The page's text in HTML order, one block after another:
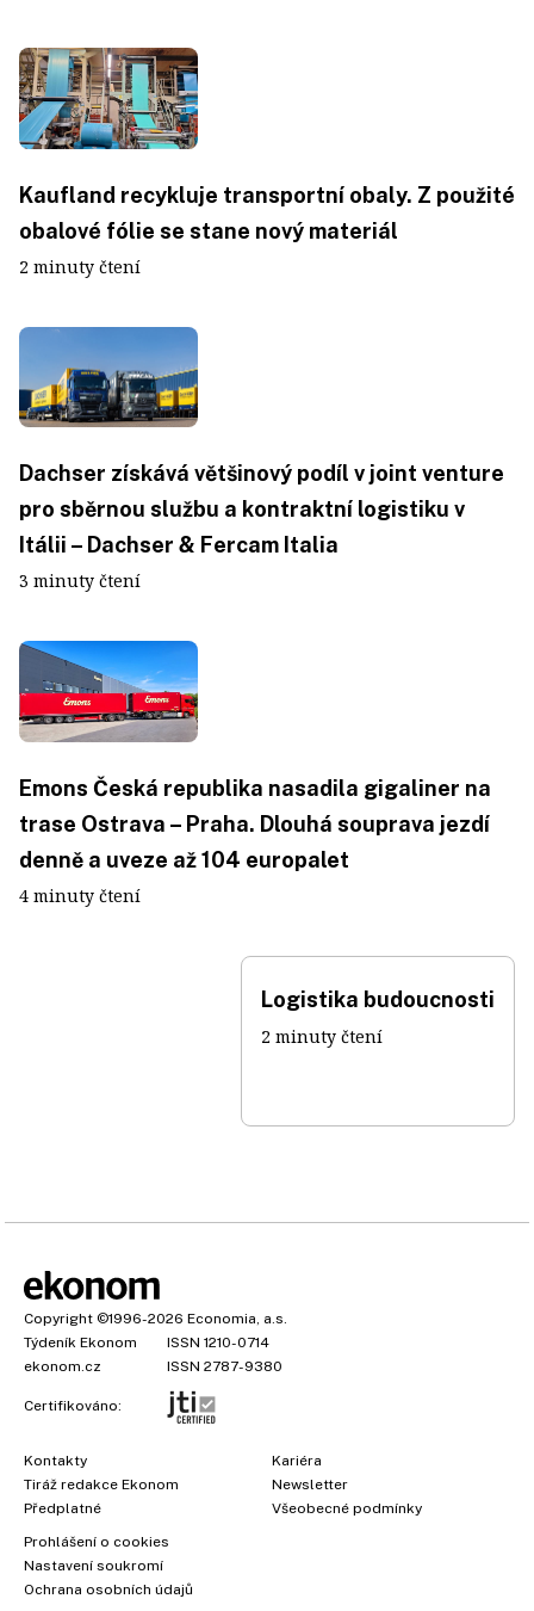
Kaufland recykluje transportní obaly. Z použité
obalové fólie se stane nový materiál
2 minuty čtení
Dachser získává většinový podíl v joint venture
pro sběrnou službu a kontraktní logistiku v
Itálii – Dachser & Fercam Italia
3 minuty čtení
Emons Česká republika nasadila gigaliner na
trase Ostrava – Praha. Dlouhá souprava jezdí
denně a uveze až 104 europalet
4 minuty čtení
Logistika budoucnosti
2 minuty čtení
Copyright ©1996-2026 Economia, a.s.
Týdeník Ekonom
ISSN 1210-0714
ekonom.cz
ISSN 2787-9380
Certifikováno:
Kontakty
Tiráž redakce Ekonom
Předplatné
Kariéra
Newsletter
Všeobecné podmínky
Prohlášení o cookies
Nastavení soukromí
Ochrana osobních údajů